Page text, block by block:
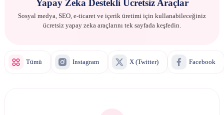
İletişim
Kayıt ol
Yapay Zeka Destekli Ücretsiz Araçlar
Sosyal medya, SEO, e-ticaret ve içerik üretimi için kullanabileceğiniz
ücretsiz yapay zeka araçlarını tek sayfada keşfedin.
Tümü Instagram X (Twitter) Facebook